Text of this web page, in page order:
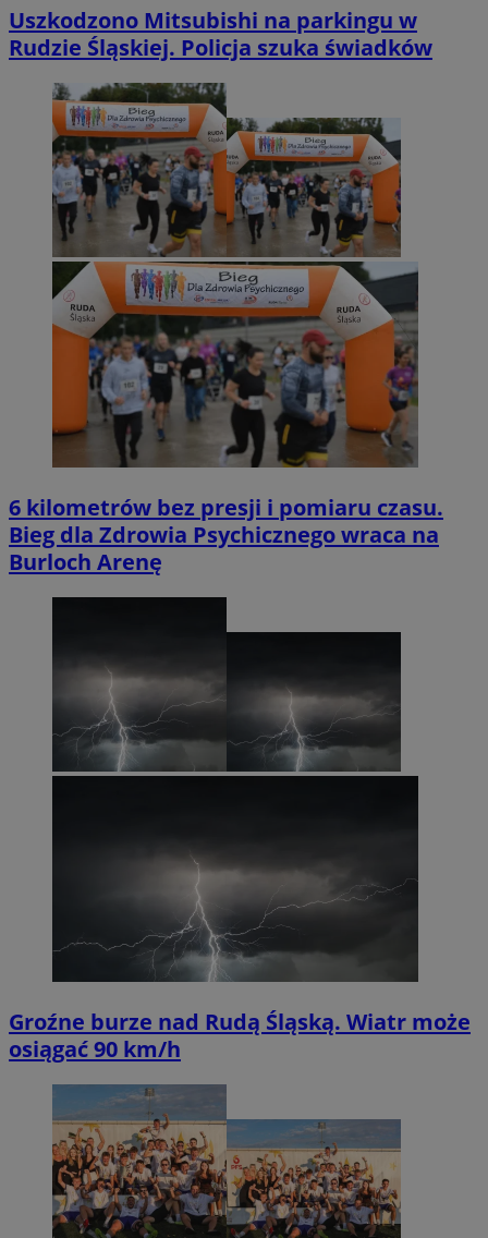
Uszkodzono Mitsubishi na parkingu w
Rudzie Śląskiej. Policja szuka świadków
6 kilometrów bez presji i pomiaru czasu.
Bieg dla Zdrowia Psychicznego wraca na
Burloch Arenę
Groźne burze nad Rudą Śląską. Wiatr może
osiągać 90 km/h